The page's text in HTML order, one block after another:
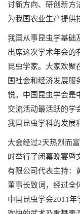
讨新方向、研创新方
为我国农业生产提供
我国从事昆虫学基础
出席这次学术年会的
昆虫学家。大家欢聚
国社会和经济发展服
悦。中国昆虫学会是
交流活动最活跃的学
我国昆虫学科的发展
大会经过2天热烈而
时举行了闭幕晚宴暨
有限公司代表主持：
董事长致词，经过全
中国昆虫学会2011